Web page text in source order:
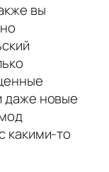
вы
даже новые
какими-то